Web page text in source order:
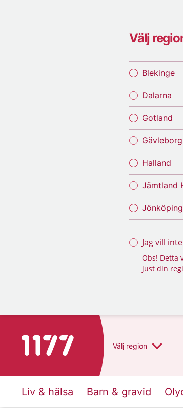
Välj
Blekinge
Dalarna
Gotland
Gävleborg
Halland
Jämtland
Jag vill
Obs! Detta
just din
Till startsidan för 1177 Välj region
Liv & hälsa Barn & gravid